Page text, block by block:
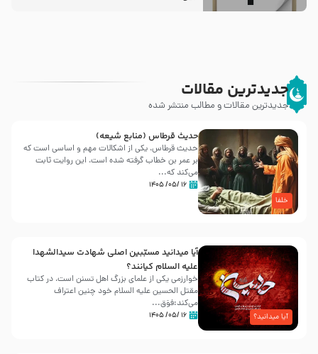
جدیدترین مقالات
جدیدترین مقالات و مطالب منتشر شده
خلفا
حدیث قرطاس (منابع شیعه)
حدیث قرطاس، یکی از اشکالات مهم و اساسی است که
بر عمر بن خطاب گرفته شده است، این روایت ثابت
می‌کند که...
۱۶ /۰۵/ ۱۴۰۵
آیا میدانید؟
آیا میدانید مسبّبین اصلی شهادت سیدالشهدا
علیه ‌السلام کیانند؟
خوارزمی یکی از علمای بزرگ اهل تسنن است، در کتاب
مقتل الحسین علیه ‌السلام خود چنین اعتراف
می‌کند:فوَق...
۱۶ /۰۵/ ۱۴۰۵